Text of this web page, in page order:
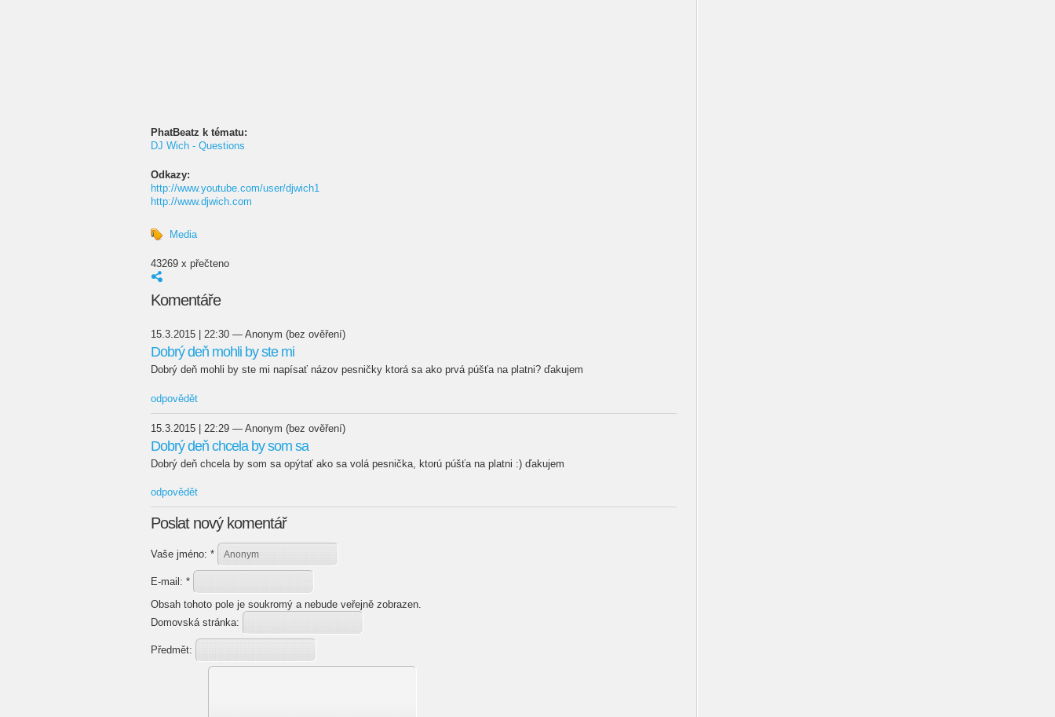
PhatBeatz k tématu:
DJ Wich - Questions
Odkazy:
http://www.youtube.com/user/djwich1
http://www.djwich.com
Media
43269 x přečteno
Komentáře
15.3.2015 | 22:30 — Anonym (bez ověření)
Dobrý deň mohli by ste mi
Dobrý deň mohli by ste mi napísať názov pesničky ktorá sa ako prvá púšťa na platni? ďakujem
odpovědět
15.3.2015 | 22:29 — Anonym (bez ověření)
Dobrý deň chcela by som sa
Dobrý deň chcela by som sa opýtať ako sa volá pesnička, ktorú púšťa na platni :) ďakujem
odpovědět
Poslat nový komentář
Vaše jméno: *
E-mail: *
Obsah tohoto pole je soukromý a nebude veřejně zobrazen.
Domovská stránka:
Předmět: